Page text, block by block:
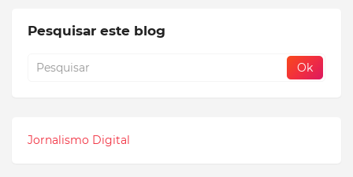
Pesquisar este blog
Jornalismo Digital